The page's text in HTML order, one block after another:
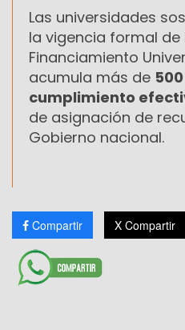
Las universidades
la vigencia formal de
Financiamiento
acumula más de
cumplimiento
de asignación de
Gobierno nacional.
Compartir X Compartir